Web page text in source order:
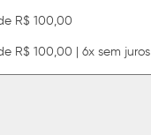
R$ 100,00
R$ 100,00 | 6x sem juros